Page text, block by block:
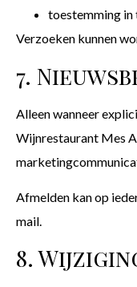
toestemming
Verzoeken kunnen
7.
Alleen wanneer
Wijnrestaurant Mes
Afmelden kan op
mail.
8.